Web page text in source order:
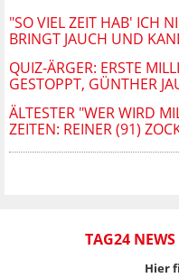
"SO VIEL ZEIT HAB' ICH
BRINGT JAUCH UND
QUIZ-ÄRGER: ERSTE
GESTOPPT, GÜNTHER
ÄLTESTER "WER WIRD
ZEITEN: REINER (91)
TAG24
Hier